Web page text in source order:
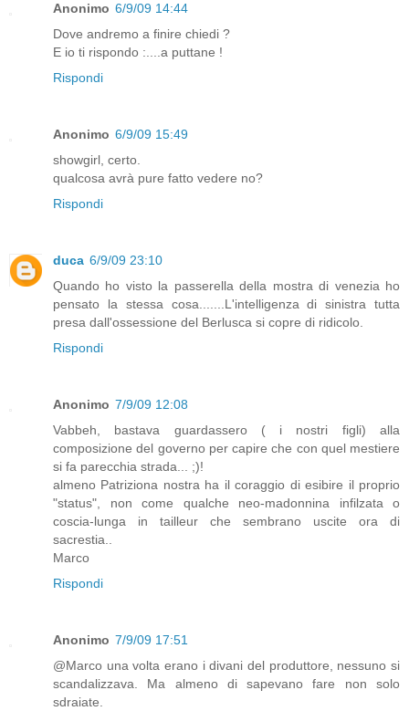
Anonimo 6/9/09 14:44
Dove andremo a finire chiedi ?
E io ti rispondo :....a puttane !
Rispondi
Anonimo 6/9/09 15:49
showgirl, certo.
qualcosa avrà pure fatto vedere no?
Rispondi
duca 6/9/09 23:10
Quando ho visto la passerella della mostra di venezia ho
pensato la stessa cosa.......L'intelligenza di sinistra tutta
presa dall'ossessione del Berlusca si copre di ridicolo.
Rispondi
Anonimo 7/9/09 12:08
Vabbeh, bastava guardassero ( i nostri figli) alla
composizione del governo per capire che con quel mestiere
si fa parecchia strada... ;)!
almeno Patriziona nostra ha il coraggio di esibire il proprio
"status", non come qualche neo-madonnina infilzata o
coscia-lunga in tailleur che sembrano uscite ora di
sacrestia..
Marco
Rispondi
Anonimo 7/9/09 17:51
@Marco una volta erano i divani del produttore, nessuno si
scandalizzava. Ma almeno di sapevano fare non solo
sdraiate.